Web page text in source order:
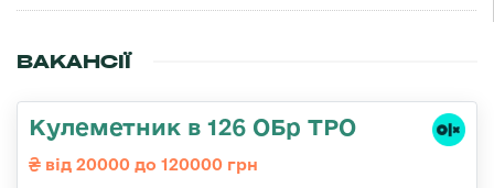
ВАКАНСІЇ
Кулеметник в 126 ОБр ТРО
від 20000 до 120000 грн